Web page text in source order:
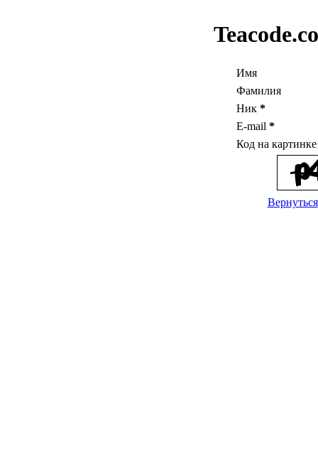
Имя
Фамилия
Ник *
E-mail *
Код на
Вернуться